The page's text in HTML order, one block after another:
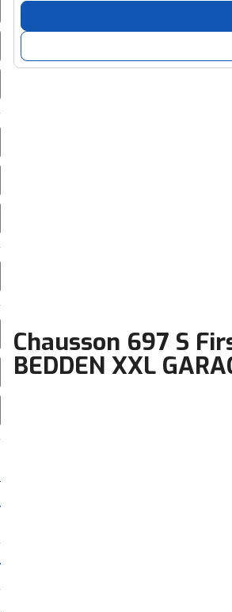
We tonen je graag
op en buiten onze website volgt
en privacyverklaring
. Als je
cookies. Je voorkeuren
Chausson 697 S
BEDDEN XXL